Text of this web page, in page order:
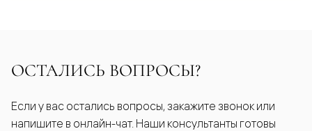
ОСТАЛИСЬ ВОПРОСЫ?
Если у вас остались вопросы, закажите звонок или
напишите в онлайн-чат. Наши консультанты готовы